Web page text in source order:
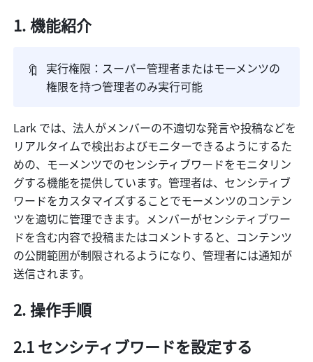
機能紹介
🔖
実行権限：スーパー管理者またはモーメンツの
権限を持つ管理者のみ実行可能
Lark では、法人がメンバーの不適切な発言や投稿などを
リアルタイムで検出およびモニターできるようにするた
めの、モーメンツでのセンシティブワードをモニタリン
グする機能を提供しています。管理者は、センシティブ
ワードをカスタマイズすることでモーメンツのコンテン
ツを適切に管理できます。メンバーがセンシティブワー
ドを含む内容で投稿またはコメントすると、コンテンツ
の公開範囲が制限されるようになり、管理者には通知が
送信されます。
操作手順
2.1 センシティブワードを設定する